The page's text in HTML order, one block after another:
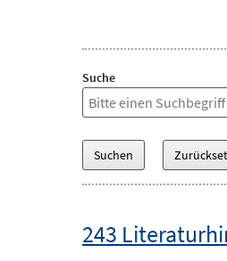
Suche
243